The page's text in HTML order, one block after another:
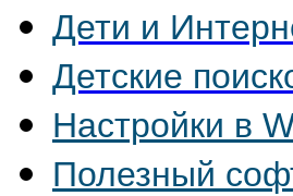
Дети и
Детские
Настройки в
Полезный